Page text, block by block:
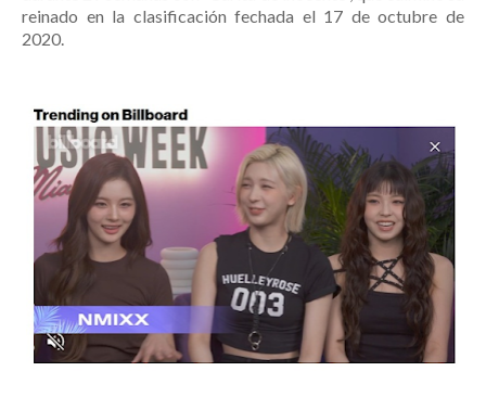
reinado en la clasificación fechada el 17 de octubre de
2020.